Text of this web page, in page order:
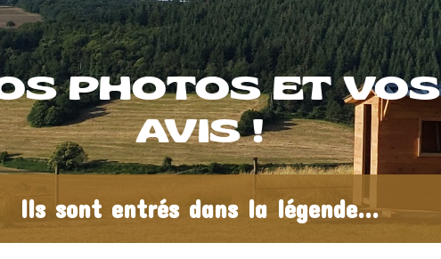
PHOTOS ET VOS
AVIS !
Ils sont entrés dans la légende...